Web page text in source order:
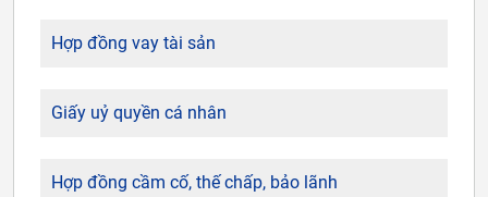
Hợp đồng vay tài sản
Giấy uỷ quyền cá nhân
Hợp đồng cầm cố, thế chấp, bảo lãnh